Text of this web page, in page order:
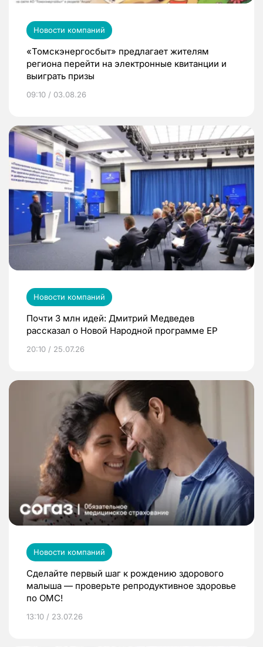
Новости компаний
«Томскэнергосбыт» предлагает жителям
региона перейти на электронные квитанции и
выиграть призы
09:10 / 03.08.26
Новости компаний
Почти 3 млн идей: Дмитрий Медведев
рассказал о Новой Народной программе ЕР
20:10 / 25.07.26
Новости компаний
Сделайте первый шаг к рождению здорового
малыша — проверьте репродуктивное здоровье
по ОМС!
13:10 / 23.07.26